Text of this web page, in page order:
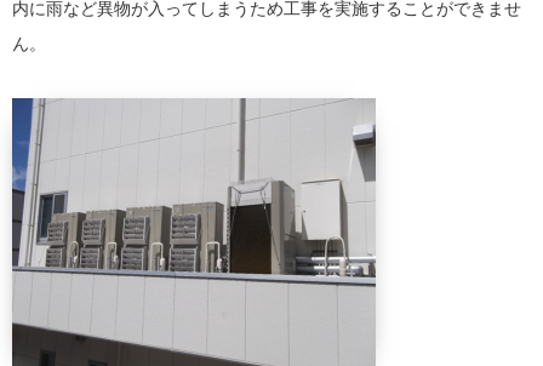
内に雨など異物が入ってしまうため工事を実施することができませ
ん。